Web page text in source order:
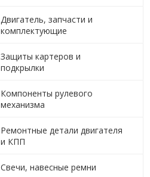
Двигатель, запчасти и
комплектующие
Защиты картеров и
подкрылки
Компоненты рулевого
механизма
Ремонтные детали двигателя
и КПП
Свечи, навесные ремни